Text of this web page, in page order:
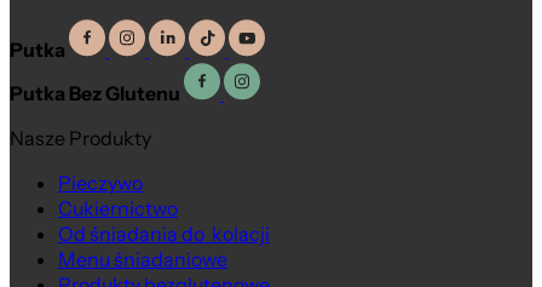
Putka
Putka Bez Glutenu
Nasze Produkty
Pieczywo
Cukiernictwo
Od śniadania do kolacji
Menu śniadaniowe